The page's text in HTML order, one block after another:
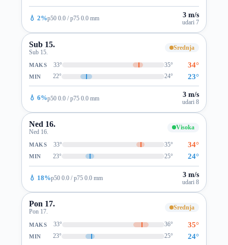
💧 2%p50 0.0 / p75 0.0 mm 3 m/s
udari 7
Sub 15.
Sub 15.
Srednja
MAKS 33° 35° 34°
MIN 22° 24° 23°
💧 6%p50 0.0 / p75 0.0 mm 3 m/s
udari 8
Ned 16.
Ned 16.
Visoka
MAKS 33° 35° 34°
MIN 23° 25° 24°
💧 18%p50 0.0 / p75 0.0 mm 3 m/s
udari 8
Pon 17.
Pon 17.
Srednja
MAKS 33° 36° 35°
MIN 23° 25° 24°